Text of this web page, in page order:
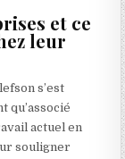
et ce
leur
s’est
qu’associé
actuel en
souligner